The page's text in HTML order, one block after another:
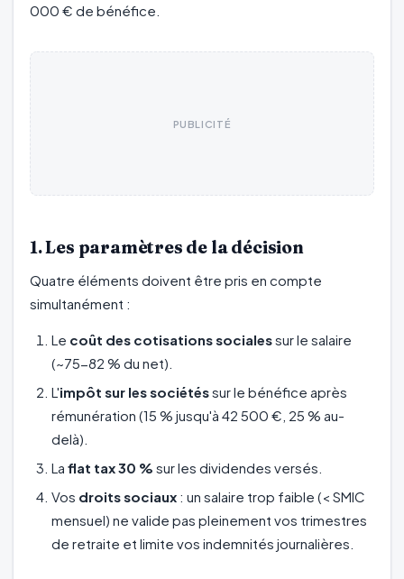
000 € de bénéfice.
PUBLICITÉ
1. Les paramètres de la décision
Quatre éléments doivent être pris en compte
simultanément :
Le coût des cotisations socialessur le salaire
(~75-82 % du net).
L'impôt sur les sociétéssur le bénéfice après
rémunération (15 % jusqu'à 42 500 €, 25 % au-
delà).
La flat tax 30 % sur les dividendes versés.
Vos droits sociaux: un salaire trop faible (< SMIC
mensuel) ne valide pas pleinement vos trimestres
de retraite et limite vos indemnités journalières.